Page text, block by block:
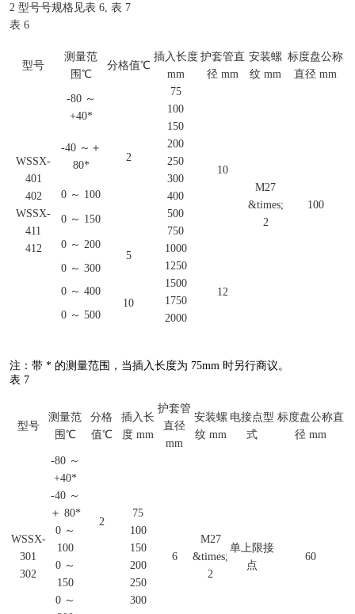
2 型号号规格见表 6, 表 7
表 6
型号
测量范
围℃
分格值℃
插入长度
mm
护套管直
径 mm
安装螺
纹 mm
标度盘公称
直径 mm
WSSX-
401
402
WSSX-
411
412
-80 ～
+40*
2
75
100
150
200
250
300
400
500
750
1000
10
M27
&times;
2
100
-40 ～＋
80*
0 ～ 100
0 ～ 150
0 ～ 200
5
0 ～ 300
1250
1500
1750
2000
12
0 ～ 400
10
0 ～ 500
注：带 * 的测量范围，当插入长度为 75mm 时另行商议。
表 7
型号
测量范
围℃
分格
值℃
插入长
度 mm
护套管
直径
mm
安装螺
纹 mm
电接点型
式
标度盘公称直
径 mm
WSSX-
301
302
-80 ～
+40*
2
75
100
150
200
250
300
6
M27
&times;
2
单上限接
点
60
-40 ～
＋ 80*
0 ～
100
0 ～
150
0 ～